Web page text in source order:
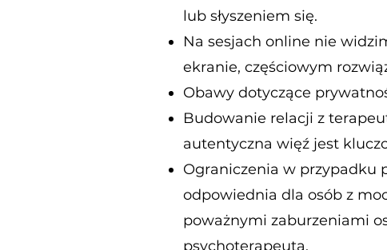
lub słyszeniem się.
Na sesjach online nie
ekranie, częściowym
Obawy dotyczące
Budowanie relacji z
autentyczna więź jest
Ograniczenia w przypadku
odpowiednia dla osób z
poważnymi zaburzeniami
psychoterapeutą.